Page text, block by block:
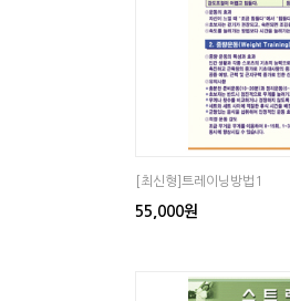
[최신형]트레이닝방법1
55,000원